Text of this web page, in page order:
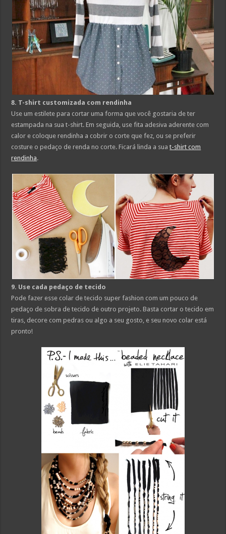
8. T-shirt customizada com rendinha
Use um estilete para cortar uma forma que você gostaria de ter
estampada na sua t-shirt. Em seguida, use fita adesiva aderente com
calor e coloque rendinha a cobrir o corte que fez, ou se preferir
costure o pedaço de renda no corte. Ficará linda a suat-shirt com
rendinha.
9. Use cada pedaço de tecido
Pode fazer esse colar de tecido super fashion com um pouco de
pedaço de sobra de tecido de outro projeto. Basta cortar o tecido em
tiras, decore com pedras ou algo a seu gosto, e seu novo colar está
pronto!